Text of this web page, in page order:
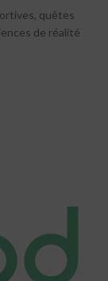
quêtes
de réalité